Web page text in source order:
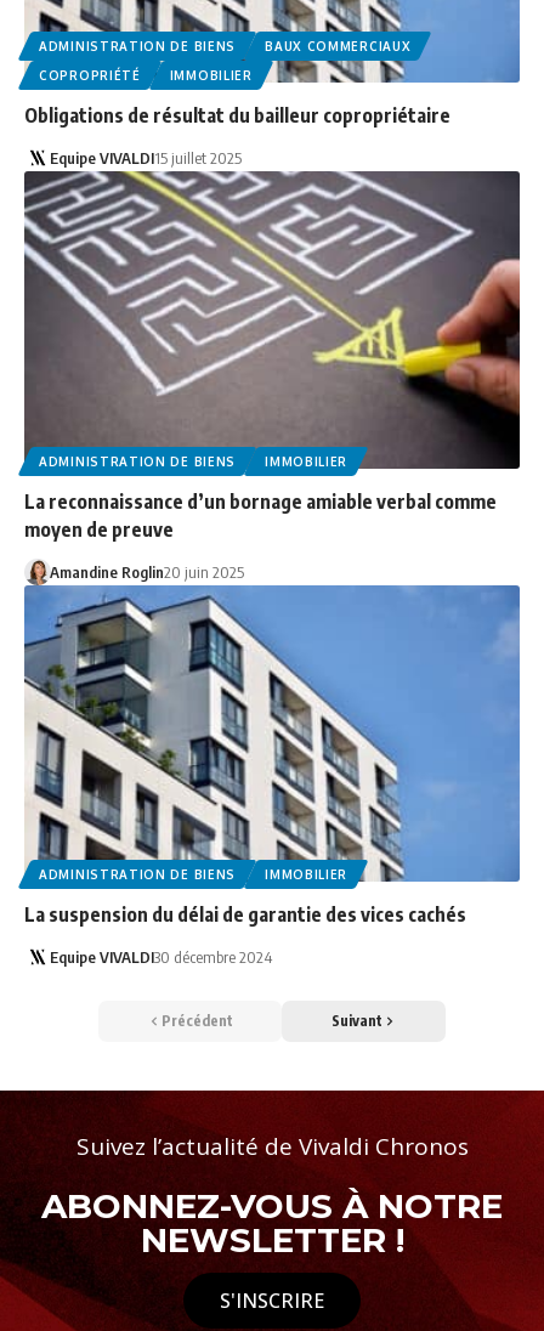
ADMINISTRATION DE BIENS
BAUX COMMERCIAUX
COPROPRIÉTÉ
IMMOBILIER
Obligations de résultat du bailleur copropriétaire
Equipe VIVALDI15 juillet 2025
ADMINISTRATION DE BIENS IMMOBILIER
La reconnaissance d’un bornage amiable verbal comme
moyen de preuve
Amandine Roglin20 juin 2025
ADMINISTRATION DE BIENS IMMOBILIER
La suspension du délai de garantie des vices cachés
Equipe VIVALDI30 décembre 2024
Précédent Suivant
Suivez l’actualité de Vivaldi Chronos
ABONNEZ-VOUS À NOTRE
NEWSLETTER !
S'INSCRIRE